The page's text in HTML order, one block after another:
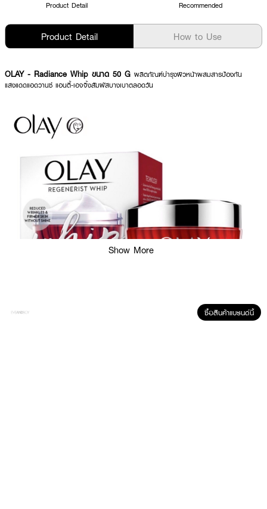
Product Detail Recommended
Product Detail How to Use
OLAY- Radiance Whip ขนาด 50 G ผลิตภัณฑ์บำรุงผิวหน้าผสมสารป้องกัน
แสงแดดแอดวานซ์ แอนตี้-เอจจิ้งสัมผัสบางเบาตลอดวัน
Show More
ซื้อสินค้าแบรนด์นี้